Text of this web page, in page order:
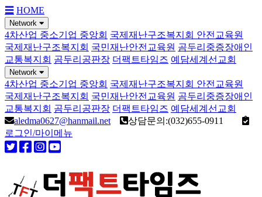
☰ HOME
Network
4차산업 중소기업 중앙회 국제재난구조복지회 안전교육원
국제재난구조복지회 국민재난안전교육원 곰두리중증장애인
교통복지회 곰두리공판장 더팩트타임즈 예담세계선교회
Network
4차산업 중소기업 중앙회 국제재난구조복지회 안전교육원
국제재난구조복지회 국민재난안전교육원 곰두리중증장애인
교통복지회 곰두리공판장 더팩트타임즈 예담세계선교회
aledma0627@hanmail.net
상담문의:(032)655-0911
로그인/마이메뉴